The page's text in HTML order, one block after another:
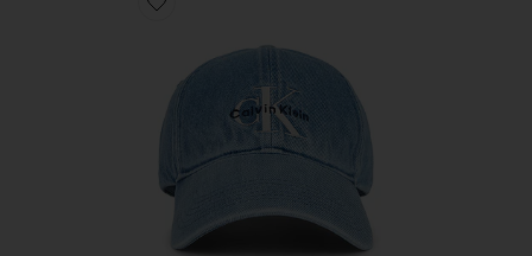
Favorite GORRA MONOLOGO